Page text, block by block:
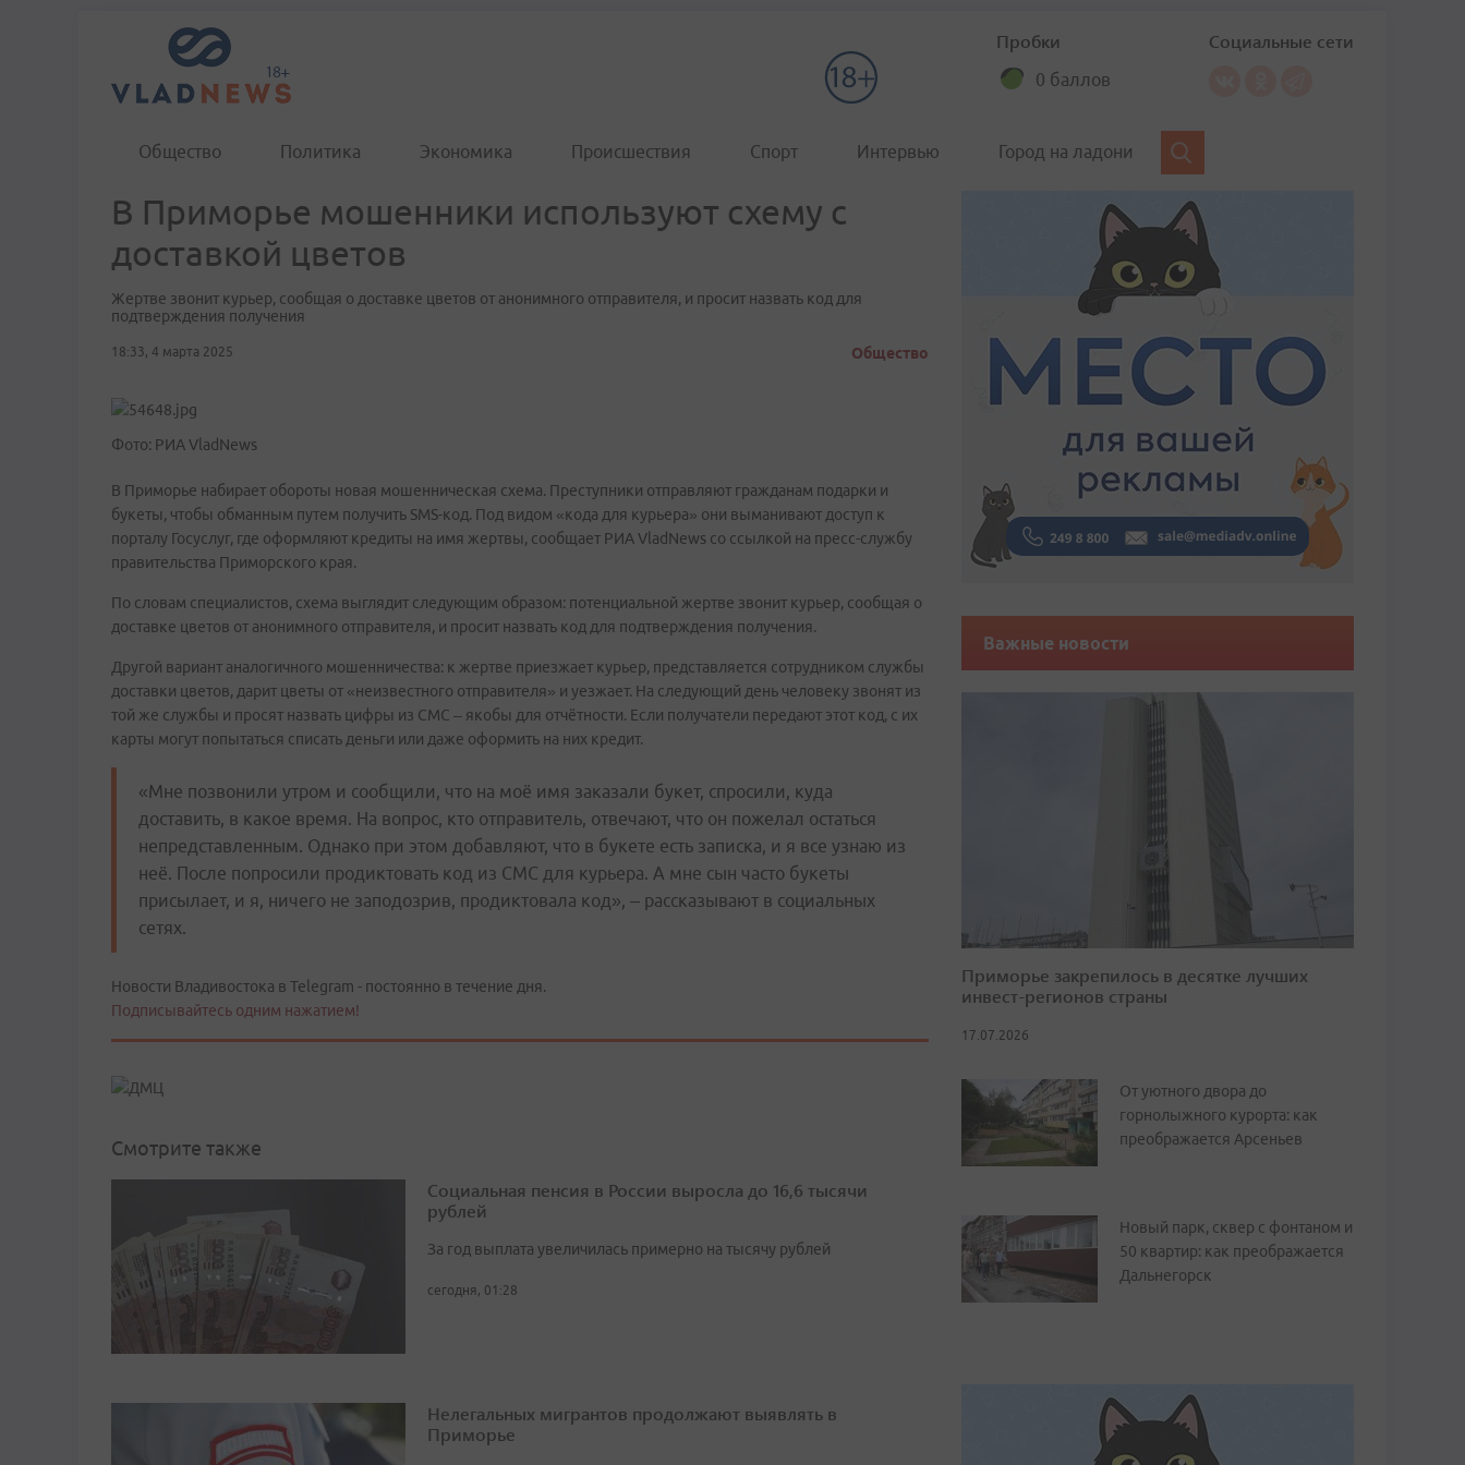
Пробки
0 баллов
Социальные сети
Общество Политика Экономика Происшествия Спорт Интервью Город на ладони
В Приморье мошенники используют схему с
доставкой цветов
Жертве звонит курьер, сообщая о доставке цветов от анонимного отправителя, и просит назвать код для
подтверждения получения
18:33, 4 марта 2025 Общество
Фото: РИА VladNews
В Приморье набирает обороты новая мошенническая схема. Преступники отправляют гражданам подарки и
букеты, чтобы обманным путем получить SMS-код. Под видом «кода для курьера» они выманивают доступ к
порталу Госуслуг, где оформляют кредиты на имя жертвы, сообщает РИА VladNews со ссылкой на пресс-службу
правительства Приморского края.
По словам специалистов, схема выглядит следующим образом: потенциальной жертве звонит курьер, сообщая о
доставке цветов от анонимного отправителя, и просит назвать код для подтверждения получения.
Другой вариант аналогичного мошенничества: к жертве приезжает курьер, представляется сотрудником службы
доставки цветов, дарит цветы от «неизвестного отправителя» и уезжает. На следующий день человеку звонят из
той же службы и просят назвать цифры из СМС – якобы для отчётности. Если получатели передают этот код, с их
карты могут попытаться списать деньги или даже оформить на них кредит.
«Мне позвонили утром и сообщили, что на моё имя заказали букет, спросили, куда
доставить, в какое время. На вопрос, кто отправитель, отвечают, что он пожелал остаться
непредставленным. Однако при этом добавляют, что в букете есть записка, и я все узнаю из
неё. После попросили продиктовать код из СМС для курьера. А мне сын часто букеты
присылает, и я, ничего не заподозрив, продиктовала код», – рассказывают в социальных
сетях.
Новости Владивостока в Telegram - постоянно в течение дня.
Подписывайтесь одним нажатием!
Смотрите также
Социальная пенсия в России выросла до 16,6 тысячи
рублей
За год выплата увеличилась примерно на тысячу рублей
сегодня, 01:28
Нелегальных мигрантов продолжают выявлять в
Приморье
Важные новости
Приморье закрепилось в десятке лучших
инвест-регионов страны
17.07.2026
От уютного двора до
горнолыжного курорта: как
преображается Арсеньев
Новый парк, сквер с фонтаном и
50 квартир: как преображается
Дальнегорск